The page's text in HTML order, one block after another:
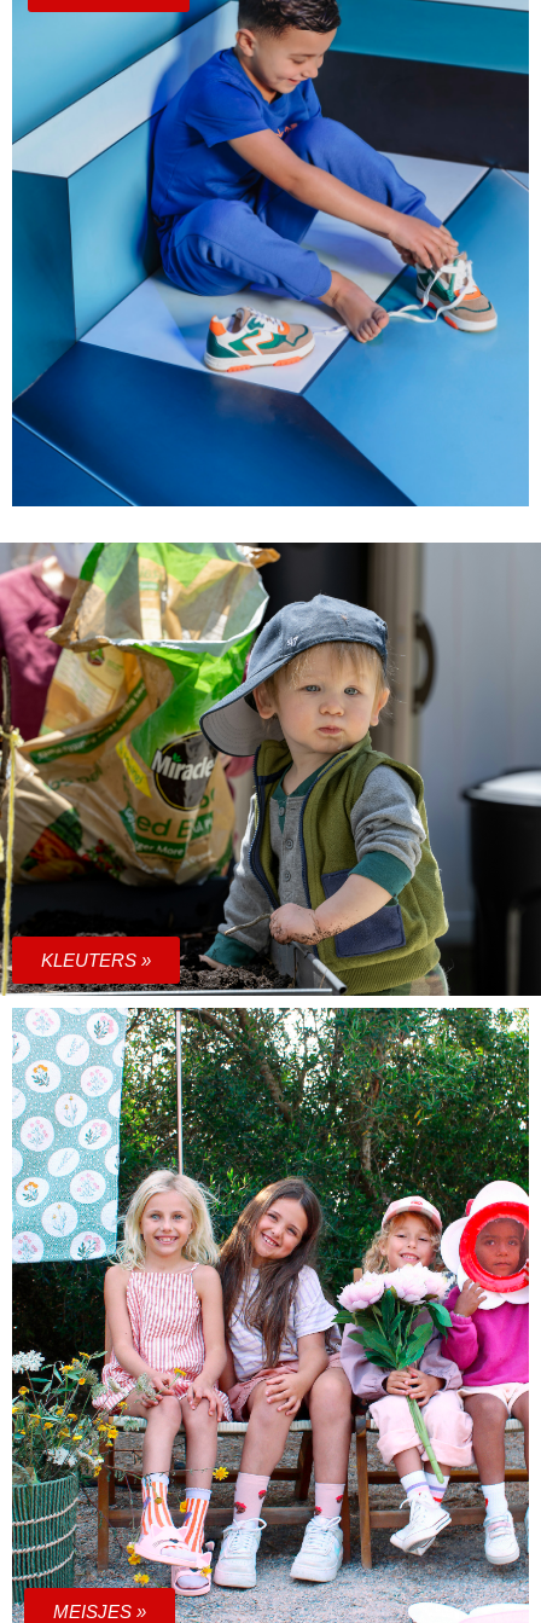
KLEUTERS »
MEISJES »